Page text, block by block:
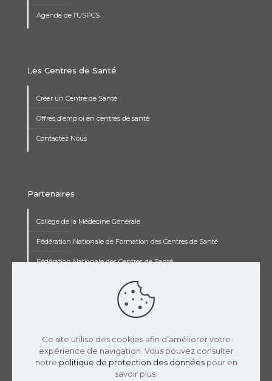
Agenda de l’USPCS
Les Centres de Santé
Créer un Centre de Santé
Offres d’emploi en centres de santé
Contactez Nous
Partenaires
Collège de la Médecine Générale
Fédération Nationale de Formation des Centres de Santé
Fédération Nationale des Centres de Santé
Institut de Recherche Jean François Rey
Ce site utilise des cookies afin d’améliorer votre
expérience de navigation. Vous pouvez consulter
notre politique de protection des donnéespour en
savoir plus.